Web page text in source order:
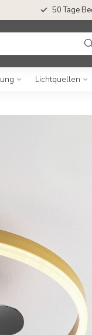
50 Tage
Lichtquellen